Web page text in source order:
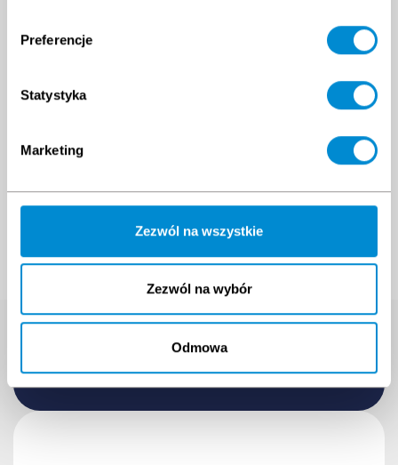
Preferencje
Statystyka
Marketing
Zezwól na wszystkie
Zezwól na wybór
Odmowa
Wyszukaj szkolenie
Wpisz nazwę interesującego Cię szkolenia